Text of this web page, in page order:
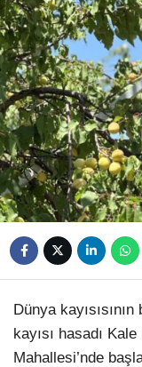
HAVA DURUMU
NÖBETÇI
NAMAZ VAKITLERI
Dünya
kayısı hasadı
Mahallesi’nde